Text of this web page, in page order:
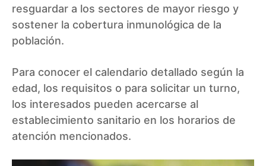
resguardar a los sectores de mayor riesgo y
sostener la cobertura inmunológica de la
población.
Para conocer el calendario detallado según la
edad, los requisitos o para solicitar un turno,
los interesados pueden acercarse al
establecimiento sanitario en los horarios de
atención mencionados.